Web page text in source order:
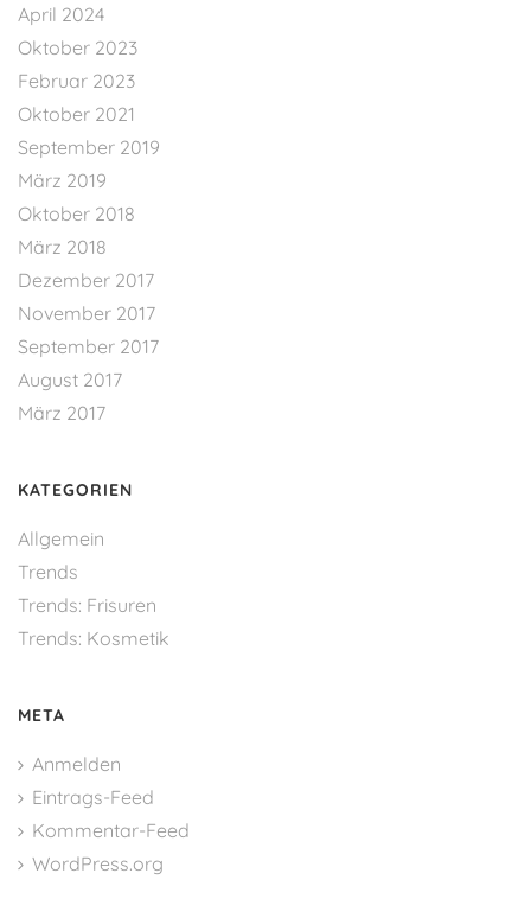
April 2024
Oktober 2023
Februar 2023
Oktober 2021
September 2019
März 2019
Oktober 2018
März 2018
Dezember 2017
November 2017
September 2017
August 2017
März 2017
KATEGORIEN
Allgemein
Trends
Trends: Frisuren
Trends: Kosmetik
META
Anmelden
Eintrags-Feed
Kommentar-Feed
WordPress.org